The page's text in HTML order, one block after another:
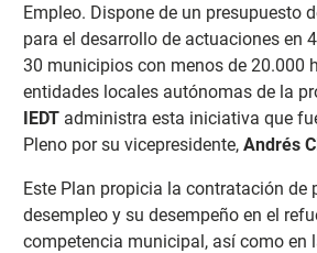
Empleo. Dispone de un presupuesto
para el desarrollo de actuaciones en
30 municipios con menos de 20.000
entidades locales autónomas de la
IEDT administra esta iniciativa que
Pleno por su vicepresidente, Andrés
Este Plan propicia la contratación de
desempleo y su desempeño en el
competencia municipal, así como en